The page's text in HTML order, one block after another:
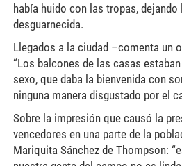
había huido con las tropas,
desguarnecida.
Llegados a la ciudad –comenta un
“Los balcones de las casas
sexo, que daba la bienvenida con
ninguna manera disgustado por el
Sobre la impresión que causó la
vencedores en una parte de la
Mariquita Sánchez de Thompson: